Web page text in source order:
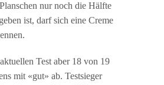
nur noch die Hälfte
ist, darf sich eine Creme
Test aber 18 von 19
mit «gut» ab. Testsieger